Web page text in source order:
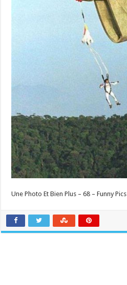
Une Photo Et Bien Plus – 68 – Funny Pics